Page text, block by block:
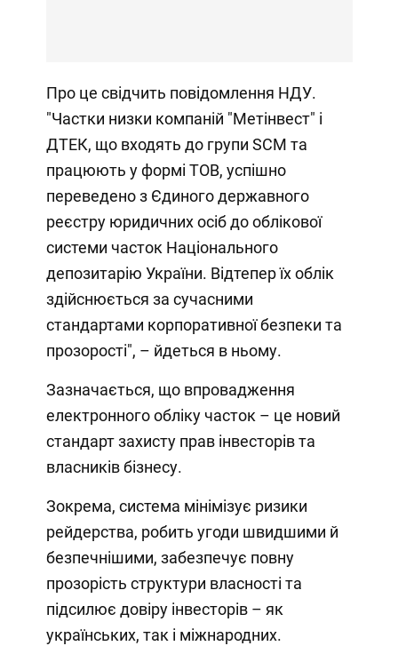
Про це свідчить повідомлення НДУ.
"Частки низки компаній "Метінвест" і
ДТЕК, що входять до групи SCM та
працюють у формі ТОВ, успішно
переведено з Єдиного державного
реєстру юридичних осіб до облікової
системи часток Національного
депозитарію України. Відтепер їх облік
здійснюється за сучасними
стандартами корпоративної безпеки та
прозорості", – йдеться в ньому.
Зазначається, що впровадження
електронного обліку часток – це новий
стандарт захисту прав інвесторів та
власників бізнесу.
Зокрема, система мінімізує ризики
рейдерства, робить угоди швидшими й
безпечнішими, забезпечує повну
прозорість структури власності та
підсилює довіру інвесторів – як
українських, так і міжнародних.